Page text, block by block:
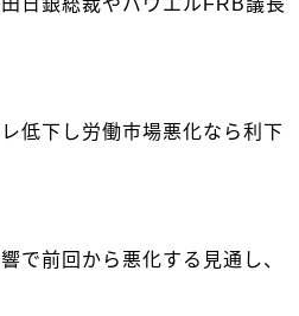
低下し労働市場悪化なら利下
で前回から悪化する見通し、